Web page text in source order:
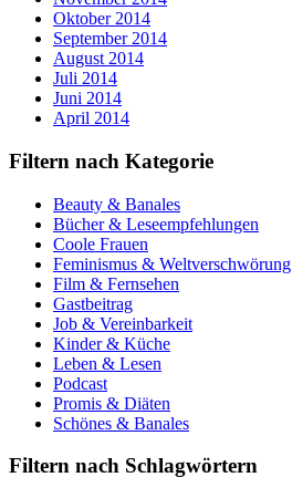
Oktober 2014
September 2014
August 2014
Juli 2014
Juni 2014
April 2014
Filtern nach Kategorie
Beauty & Banales
Bücher & Leseempfehlungen
Coole Frauen
Feminismus & Weltverschwörung
Film & Fernsehen
Gastbeitrag
Job & Vereinbarkeit
Kinder & Küche
Leben & Lesen
Podcast
Promis & Diäten
Schönes & Banales
Filtern nach Schlagwörtern